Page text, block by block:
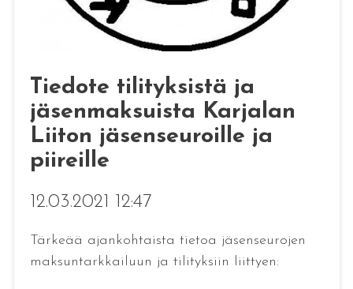
Tiedote tilityksistä ja
jäsenmaksuista Karjalan
Liiton jäsenseuroille ja
piireille
12.03.2021 12:47
Tärkeää ajankohtaista tietoa jäsenseurojen
maksuntarkkailuun ja tilityksiin liittyen: